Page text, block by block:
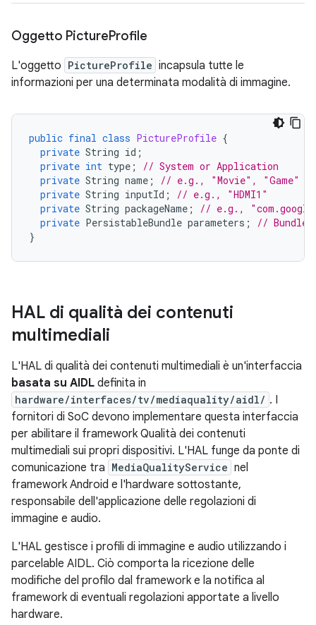
Oggetto PictureProfile
L'oggetto PictureProfile incapsula tutte le
informazioni per una determinata modalità di immagine.
public final class PictureProfile {
private String id ;
private int type ;
// System or Application
private String name ;
// e.g., "Movie", "Game"
private String inputId ;
// e.g., "HDMI1"
private String packageName ;
// e.g.,
private PersistableBundle parameters ;
// Bundle
}
HAL di qualità dei contenuti
multimediali
L'HAL di qualità dei contenuti multimediali è un'interfaccia
basata su AIDL definita in
hardware/interfaces/tv/mediaquality/aidl/ . I
fornitori di SoC devono implementare questa interfaccia
per abilitare il framework Qualità dei contenuti
multimediali sui propri dispositivi. L'HAL funge da ponte di
comunicazione tra MediaQualityService nel
framework Android e l'hardware sottostante,
responsabile dell'applicazione delle regolazioni di
immagine e audio.
L'HAL gestisce i profili di immagine e audio utilizzando i
parcelable AIDL. Ciò comporta la ricezione delle
modifiche del profilo dal framework e la notifica al
framework di eventuali regolazioni apportate a livello
hardware.